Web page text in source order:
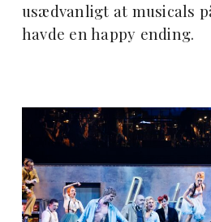
usædvanligt at musicals
havde en happy ending.